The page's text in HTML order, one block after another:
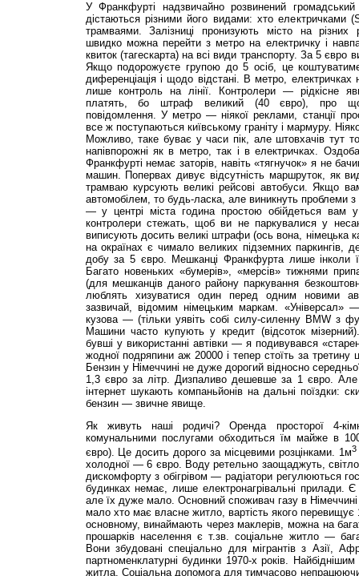
У Франкфурті надзвичайно розвинений
дістаються різними його видами: хто електричками
трамваями. Залізниці пронизують місто на різних
швидко можна перейти з метро на електричку і
квиток (тагескарта) на всі види транспорту. За 5 євро
Якщо подорожуєте групою до 5 осіб, це
диференціація і щодо відстані. В метро, електричках
лише контроль на лінії. Контролери — рід­кісне
платять, бо штраф великий (40 євро), про що
повідомлення. У метро — ніякої реклами, станції
все ж поступаються київському граніту і мармуру.
Можливо, таке буває у часи пік, але штовхачів тут
напівпорожні як в метро, так і в електричках.
Франкфурті немає заторів, навіть «тягнучок» я не
машин. Попервах дивує від­сутність маршруток, як
трамваю курсують великі рейсові автобуси. Якщо
автомобілем, то будь-ласка, але виникнуть проблеми
— у центрі міста година простою обійдеться вам
контролери стежать, щоб ви не паркувалися у
виписують досить великі штрафи (ось вона, німецька
на окраїнах є чимало великих підземних
добу за 5 євро. Мешканці Франкфурта лише інколи
Багато новеньких «бумерів», «мер­сів» тижнями
(для мешканців даного району паркування
люблять хизуватися один перед одним новими
зазвичай, відомим німецьким маркам.
кузова — (тільки уявіть собі силу-силенну BMW з
Машини часто купують у кредит (відсоток
бувші у використанні автівки — я подивувався
жодної подряпини аж 20000 і тепер стоїть за третину
Бензин у Німеччині не дуже дорогий відносно
1,3 євро за літр. Дизпаливо дешевше за 1 євро.
інтернет шукають компаньйонів на дальні поїздки:
бензин — звичне явище.
Як живуть наші родичі? Оренда просторої 4-
комунальними послугами обходиться їм майже в
євро). Це досить дорого за місцевими розцінками. 1м3
холодної — 6 євро. Воду ретельно заощаджуть,
дискомфорту з обігрівом — радіатори регулюються
будинках немає, лише електронагрівальні прилади.
але їх дуже мало. Основний споживач газу в
мало хто має власне житло, вартість якого
основному, винаймають через маклерів, можна на
прошарків населення є т.зв. соціальне житло —
Вони збудовані спеціально для мігрантів з Азії,
партноменклатурні будинки 1970-х років.
житла. Соці­альна допомога для тимчасово